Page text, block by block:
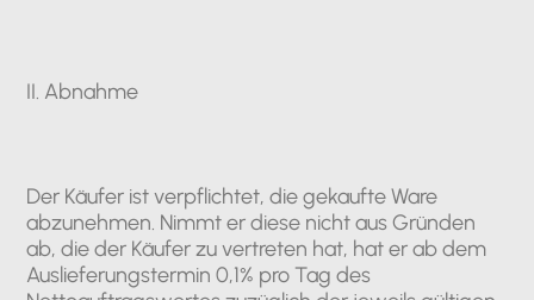
II. Abnahme
Der Käufer ist verpflichtet, die gekaufte Ware
abzunehmen. Nimmt er diese nicht aus Gründen
ab, die der Käufer zu vertreten hat, hat er ab dem
Auslieferungstermin 0,1% pro Tag des